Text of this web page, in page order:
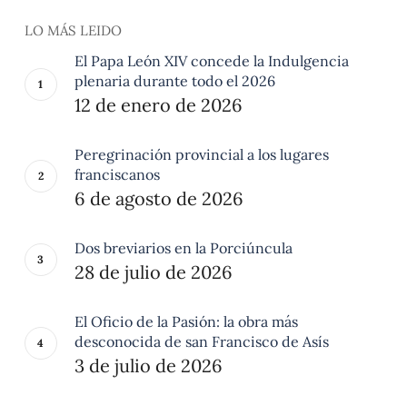
LO MÁS LEIDO
El Papa León XIV concede la Indulgencia
plenaria durante todo el 2026
12 de enero de 2026
Peregrinación provincial a los lugares
franciscanos
6 de agosto de 2026
Dos breviarios en la Porciúncula
28 de julio de 2026
El Oficio de la Pasión: la obra más
desconocida de san Francisco de Asís
3 de julio de 2026